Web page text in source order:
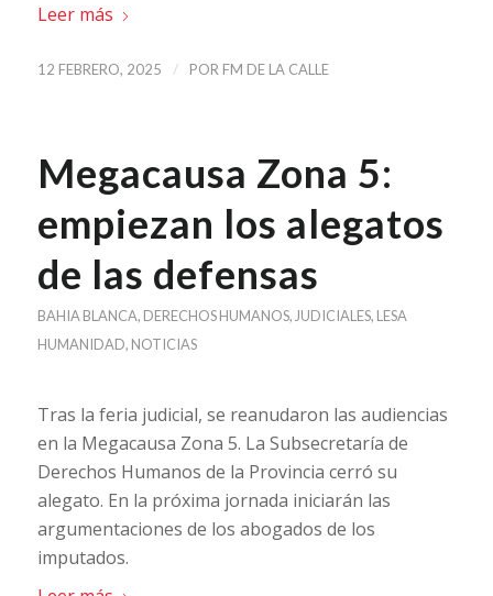
Leer más
12 FEBRERO, 2025 / POR FM DE LA CALLE
Megacausa Zona 5:
empiezan los alegatos
de las defensas
BAHIA BLANCA, DERECHOS HUMANOS, JUDICIALES, LESA
HUMANIDAD, NOTICIAS
Tras la feria judicial, se reanudaron las audiencias
en la Megacausa Zona 5. La Subsecretaría de
Derechos Humanos de la Provincia cerró su
alegato. En la próxima jornada iniciarán las
argumentaciones de los abogados de los
imputados.